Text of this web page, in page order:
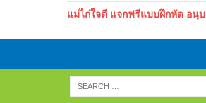
แม่ไก่ใจดี แจกฟรีแบบฝึกหัด อนุ